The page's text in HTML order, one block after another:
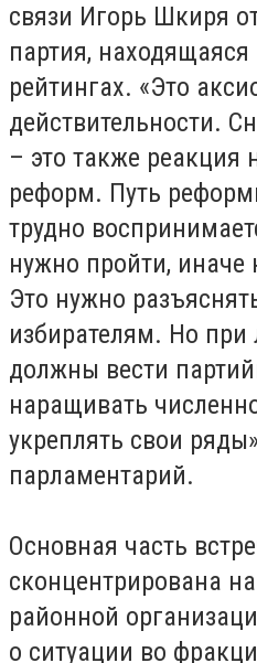
связи Игорь Шкиря
партия, находящаяся
рейтингах. «Это
действительности.
– это также
реформ. Путь
трудно
нужно пройти, иначе
Это нужно
избирателям. Но
должны вести
наращивать
укреплять свои
парламентарий.
Основная часть
сконцентрирована
районной
о ситуации во